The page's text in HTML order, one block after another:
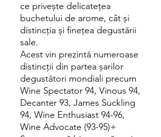
ce privește delicatețea
buchetului de arome, cât și
distincția și finețea degustării
sale.
Acest vin prezintă numeroase
distincții din partea șarilor
degustători mondiali precum
Wine Spectator 94, Vinous 94,
Decanter 93, James Suckling
94, Wine Enthusiast 94-96,
Wine Advocate (93-95)+